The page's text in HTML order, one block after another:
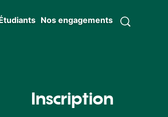
Nos engagements
Inscription